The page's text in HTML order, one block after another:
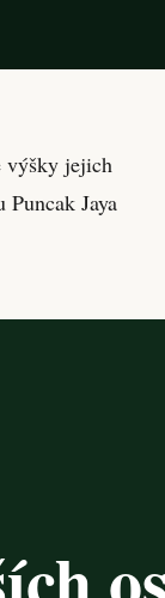
výšky jejich
Jaya